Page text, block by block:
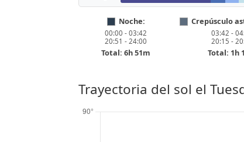
Noche:
00:00 - 03:42
20:51 - 24:00
Total: 6h 51m
Crepúsculo
03:42 -
20:15 -
Total: 1h
Trayectoria del sol el